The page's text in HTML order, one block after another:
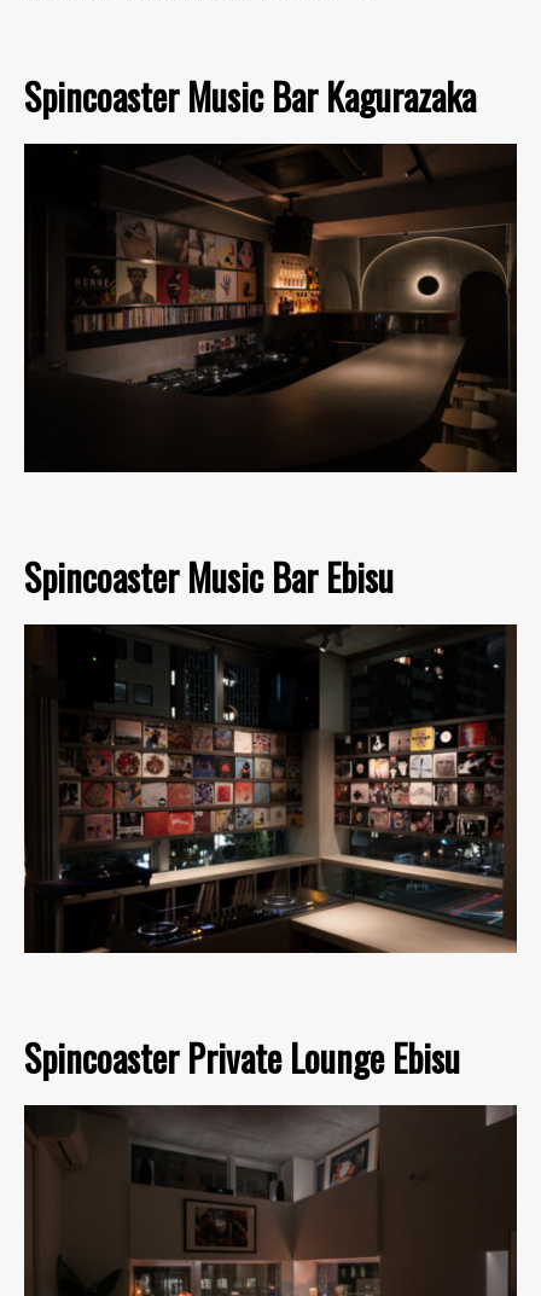
Spincoaster Music Bar Kagurazaka
Spincoaster Music Bar Ebisu
Spincoaster Private Lounge Ebisu